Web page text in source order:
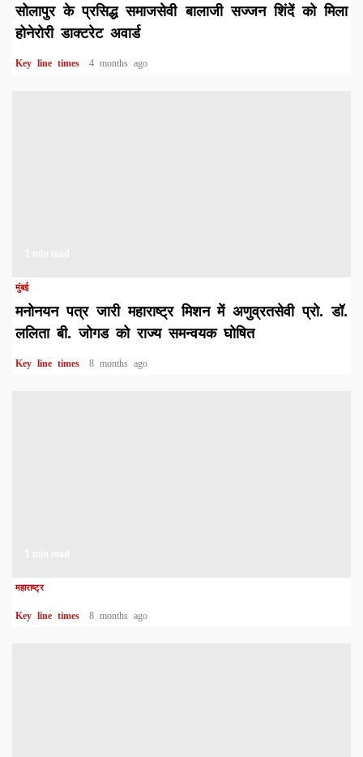
सोलापुर के प्रसिद्ध समाजसेवी बालाजी सज्जन शिंदें को मिला
होनेरोरी डाक्टरेट अवार्ड
Key line times 4 months ago
मुंबई
मनोनयन पत्र जारी महाराष्ट्र मिशन में अणुव्रतसेवी प्रो. डॉ.
ललिता बी. जोगड को राज्य समन्वयक घोषित
Key line times 8 months ago
महाराष्ट्र
Key line times 8 months ago